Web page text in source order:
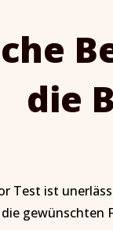
die
Test ist
die gewünschten